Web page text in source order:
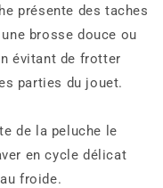
présente des taches
brosse douce ou
évitant de frotter
parties du jouet.
de la peluche le
en cycle délicat
froide.